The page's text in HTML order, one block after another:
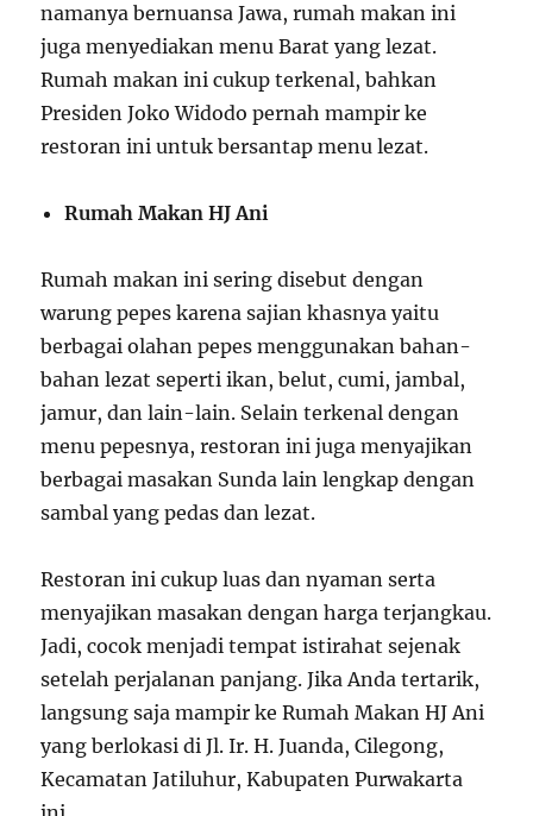
namanya bernuansa Jawa, rumah makan ini
juga menyediakan menu Barat yang lezat.
Rumah makan ini cukup terkenal, bahkan
Presiden Joko Widodo pernah mampir ke
restoran ini untuk bersantap menu lezat.
Rumah Makan HJ Ani
Rumah makan ini sering disebut dengan
warung pepes karena sajian khasnya yaitu
berbagai olahan pepes menggunakan bahan-
bahan lezat seperti ikan, belut, cumi, jambal,
jamur, dan lain-lain. Selain terkenal dengan
menu pepesnya, restoran ini juga menyajikan
berbagai masakan Sunda lain lengkap dengan
sambal yang pedas dan lezat.
Restoran ini cukup luas dan nyaman serta
menyajikan masakan dengan harga terjangkau.
Jadi, cocok menjadi tempat istirahat sejenak
setelah perjalanan panjang. Jika Anda tertarik,
langsung saja mampir ke Rumah Makan HJ Ani
yang berlokasi di Jl. Ir. H. Juanda, Cilegong,
Kecamatan Jatiluhur, Kabupaten Purwakarta